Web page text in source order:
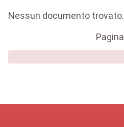
Nessun documento trovato.
Pagina